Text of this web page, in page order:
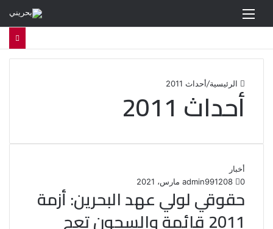
الرئيسية/أحداث 2011
أحداث 2011
أخبار
admin991 مارس، 2021 0
حقوقي لولي عهد البحرين: أزمة
2011 قائمة والسجون تعج